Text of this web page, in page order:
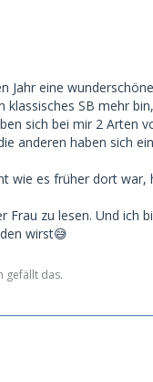
Jahr eine
SB mehr
sich bei mir 2 Arten
anderen haben sich
wie es früher dort
zu lesen. Und ich
wirst😅
gefällt das.